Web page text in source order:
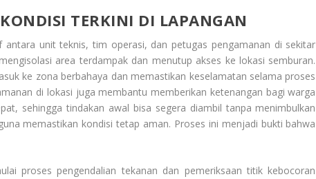
TERKINI DI LAPANGAN
antara unit teknis, tim operasi, dan petugas pengamanan di sekitar
area terdampak dan menutup akses ke lokasi semburan.
ke zona berbahaya dan memastikan keselamatan selama proses
di lokasi juga membantu memberikan ketenangan bagi warga
sehingga tindakan awal bisa segera diambil tanpa menimbulkan
memastikan kondisi tetap aman. Proses ini menjadi bukti bahwa
proses pengendalian tekanan dan pemeriksaan titik kebocoran